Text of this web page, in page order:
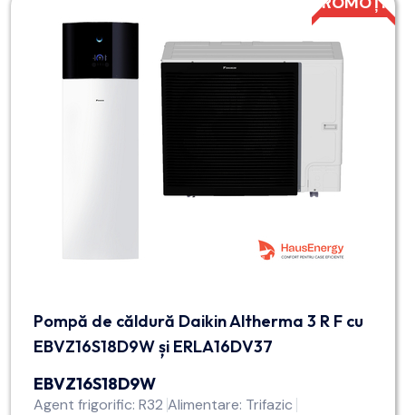
Pompă de căldură Daikin Altherma 3 R F cu
EBVZ16S18D9W și ERLA16DV37
EBVZ16S18D9W
Agent frigorific: R32 Alimentare: Trifazic